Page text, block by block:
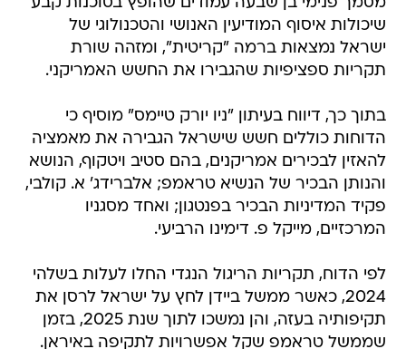
שיכולות איסוף המודיעין האנושי והטכנולוגי של
ישראל נמצאות ברמה "קריטית", ומזהה שורת
תקריות ספציפיות שהגבירו את החשש האמריקני.
בתוך כך, דיווח בעיתון "ניו יורק טיימס" מוסיף כי
הדוחות כוללים חשש שישראל הגבירה את מאמציה
להאזין לבכירים אמריקנים, בהם סטיב ויטקוף, הנושא
והנותן הבכיר של הנשיא טראמפ; אלברידג' א. קולבי,
פקיד המדיניות הבכיר בפנטגון; ואחד מסגניו
המרכזיים, מייקל פ. דימינו הרביעי.
לפי הדוח, תקריות הריגול הנגדי החלו לעלות בשלהי
2024, כאשר ממשל ביידן לחץ על ישראל לרסן את
תקיפותיה בעזה, והן נמשכו לתוך שנת 2025, בזמן
שממשל טראמפ שקל אפשרויות לתקיפה באיראן.